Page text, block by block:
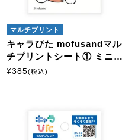
マルチプリント
キャラぴた mofusandマル
チプリントシート① ミニ1
4
¥385(税込)